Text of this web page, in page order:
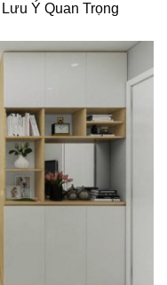
Ý Quan Trọng